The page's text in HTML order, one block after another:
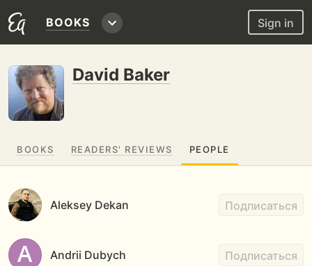
BOOKS Sign in
David Baker
BOOKS READERS' REVIEWS PEOPLE
Aleksey Dekan Подписаться
Andrii Dubych Подписаться